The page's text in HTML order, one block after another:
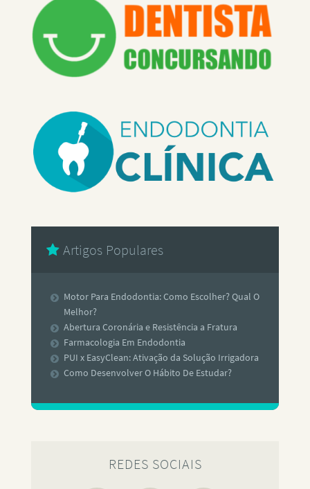
Artigos Populares
Motor Para Endodontia: Como Escolher? Qual O
Melhor?
Abertura Coronária e Resistência a Fratura
Farmacologia Em Endodontia
PUI x EasyClean: Ativação da Solução Irrigadora
Como Desenvolver O Hábito De Estudar?
REDES SOCIAIS